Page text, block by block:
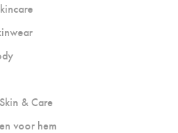
& Care
voor hem